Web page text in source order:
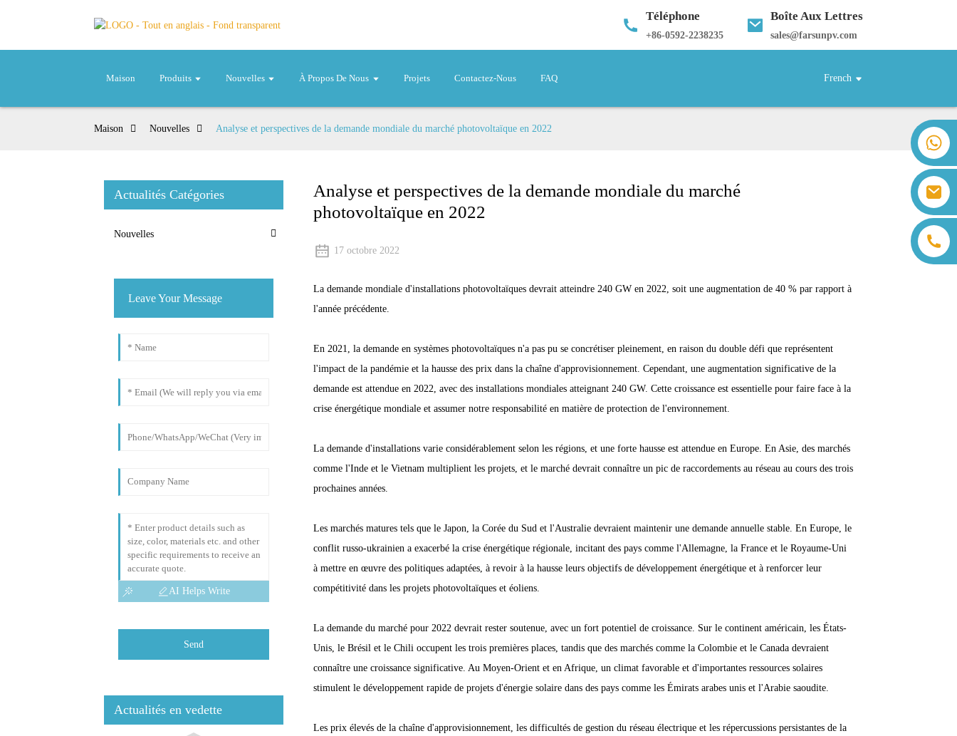
Téléphone
+86-0592-2238235
Boîte Aux Lettres
sales@farsunpv.com
Maison Produits Nouvelles À Propos De Nous Projets Contactez-Nous FAQ French
Maison Nouvelles Analyse et perspectives de la demande mondiale du marché photovoltaïque en 2022
Actualités Catégories
Nouvelles
Leave Your Message
AI Helps Write
Send
Actualités en vedette
Analyse et perspectives de la demande mondiale du marché
photovoltaïque en 2022
17 octobre 2022
La demande mondiale d'installations photovoltaïques devrait atteindre 240 GW en 2022, soit une augmentation de 40 % par rapport à
l'année précédente.
En 2021, la demande en systèmes photovoltaïques n'a pas pu se concrétiser pleinement, en raison du double défi que représentent
l'impact de la pandémie et la hausse des prix dans la chaîne d'approvisionnement. Cependant, une augmentation significative de la
demande est attendue en 2022, avec des installations mondiales atteignant 240 GW. Cette croissance est essentielle pour faire face à la
crise énergétique mondiale et assumer notre responsabilité en matière de protection de l'environnement.
La demande d'installations varie considérablement selon les régions, et une forte hausse est attendue en Europe. En Asie, des marchés
comme l'Inde et le Vietnam multiplient les projets, et le marché devrait connaître un pic de raccordements au réseau au cours des trois
prochaines années.
Les marchés matures tels que le Japon, la Corée du Sud et l'Australie devraient maintenir une demande annuelle stable. En Europe, le
conflit russo-ukrainien a exacerbé la crise énergétique régionale, incitant des pays comme l'Allemagne, la France et le Royaume-Uni
à mettre en œuvre des politiques adaptées, à revoir à la hausse leurs objectifs de développement énergétique et à renforcer leur
compétitivité dans les projets photovoltaïques et éoliens.
La demande du marché pour 2022 devrait rester soutenue, avec un fort potentiel de croissance. Sur le continent américain, les États-
Unis, le Brésil et le Chili occupent les trois premières places, tandis que des marchés comme la Colombie et le Canada devraient
connaître une croissance significative. Au Moyen-Orient et en Afrique, un climat favorable et d'importantes ressources solaires
stimulent le développement rapide de projets d'énergie solaire dans des pays comme les Émirats arabes unis et l'Arabie saoudite.
Les prix élevés de la chaîne d'approvisionnement, les difficultés de gestion du réseau électrique et les répercussions persistantes de la